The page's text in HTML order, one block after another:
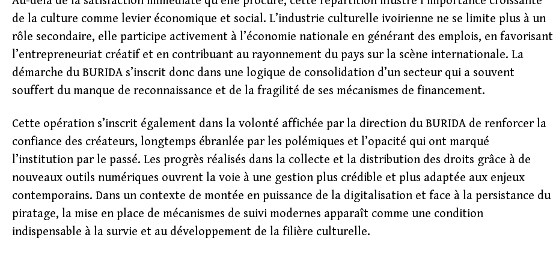
de la culture comme levier économique et social. L’industrie culturelle ivoirienne ne se limite plus à un
rôle secondaire, elle participe activement à l’économie nationale en générant des emplois, en favorisant
l’entrepreneuriat créatif et en contribuant au rayonnement du pays sur la scène internationale. La
démarche du BURIDA s’inscrit donc dans une logique de consolidation d’un secteur qui a souvent
souffert du manque de reconnaissance et de la fragilité de ses mécanismes de financement.
Cette opération s’inscrit également dans la volonté affichée par la direction du BURIDA de renforcer la
confiance des créateurs, longtemps ébranlée par les polémiques et l’opacité qui ont marqué
l’institution par le passé. Les progrès réalisés dans la collecte et la distribution des droits grâce à de
nouveaux outils numériques ouvrent la voie à une gestion plus crédible et plus adaptée aux enjeux
contemporains. Dans un contexte de montée en puissance de la digitalisation et face à la persistance du
piratage, la mise en place de mécanismes de suivi modernes apparaît comme une condition
indispensable à la survie et au développement de la filière culturelle.